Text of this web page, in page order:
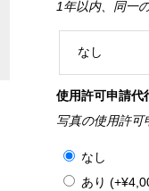
1年以内、同一
使用許可申請代
写真の使用許可
なし
あり (+¥